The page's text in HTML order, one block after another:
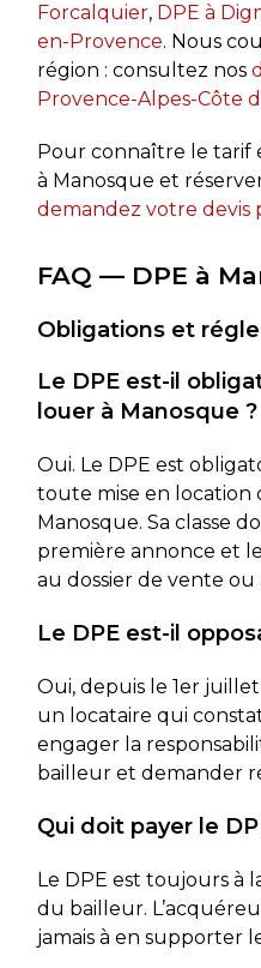
Forcalquier, DPE à
en-Provence. Nous
région : consultez nos
Provence-Alpes-Côte
Pour connaître le tarif
à Manosque et
demandez votre devis
FAQ — DPE à
Obligations et
Le DPE est-il
louer à Manosque ?
Oui. Le DPE est
toute mise en location
Manosque. Sa classe
première annonce et
au dossier de vente ou
Le DPE est-il
Oui, depuis le 1er
un locataire qui
engager la
bailleur et demander
Qui doit payer le
Le DPE est toujours à
du bailleur.
jamais à en supporter